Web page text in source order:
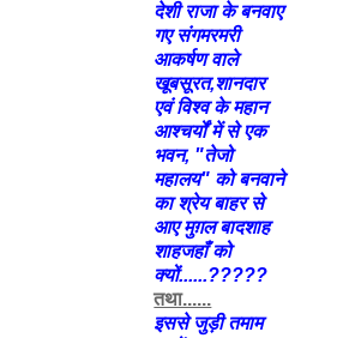
देशी राजा के बनवाए
गए संगमरमरी
आकर्षण वाले
खूबसूरत,शानदार
एवं विश्व के महान
आश्चर्यों में से एक
भवन, "तेजो
महालय" को बनवाने
का श्रेय बाहर से
आए मुग़ल बादशाह
शाहजहाँ को
क्यों......?????
तथा......
इससे जुड़ी तमाम